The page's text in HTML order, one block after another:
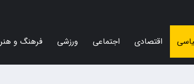
اقتصادی اجتماعی ورزشی فرهنگ و هنر